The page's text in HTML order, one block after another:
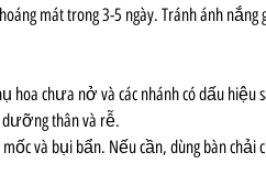
mát trong 3-5 ngày. Tránh ánh nắng
hoa chưa nở và các nhánh có dấu hiệu
thân và rễ.
và bụi bẩn. Nếu cần, dùng bàn chải